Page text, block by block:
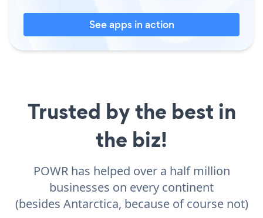
See apps in action
Trusted by the best in
the biz!
POWR has helped over a half million
businesses on every continent
(besides Antarctica, because of course not)